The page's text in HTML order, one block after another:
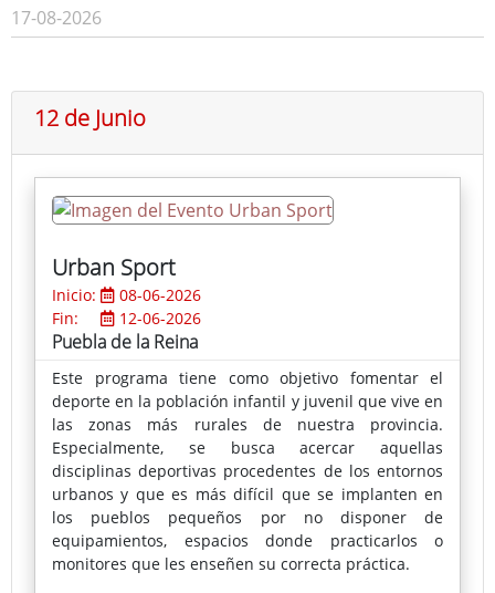
17-08-2026
12 de Junio
Urban Sport
Inicio:
08-06-2026
Fin:
12-06-2026
Puebla de la Reina
Este programa tiene como objetivo fomentar el
deporte en la población infantil y juvenil que vive en
las zonas más rurales de nuestra provincia.
Especialmente, se busca acercar aquellas
disciplinas deportivas procedentes de los entornos
urbanos y que es más difícil que se implanten en
los pueblos pequeños por no disponer de
equipamientos, espacios donde practicarlos o
monitores que les enseñen su correcta práctica.